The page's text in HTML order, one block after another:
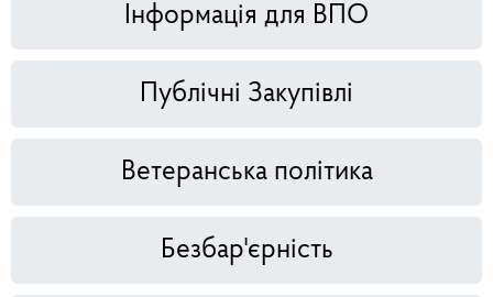
Інформація для ВПО
Публічні Закупівлі
Ветеранська політика
Безбар'єрність